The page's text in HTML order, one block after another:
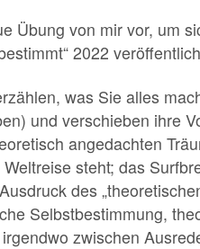
Übung von mir vor, um
2022
was Sie alles
und verschieben ihre
angedachten
steht; das
des
Selbstbestimmung,
zwischen